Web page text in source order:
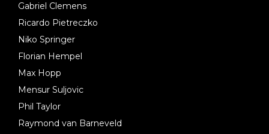
Gabriel Clemens
Ricardo Pietreczko
Niko Springer
Florian Hempel
Max Hopp
Mensur Suljovic
Phil Taylor
Raymond van Barneveld